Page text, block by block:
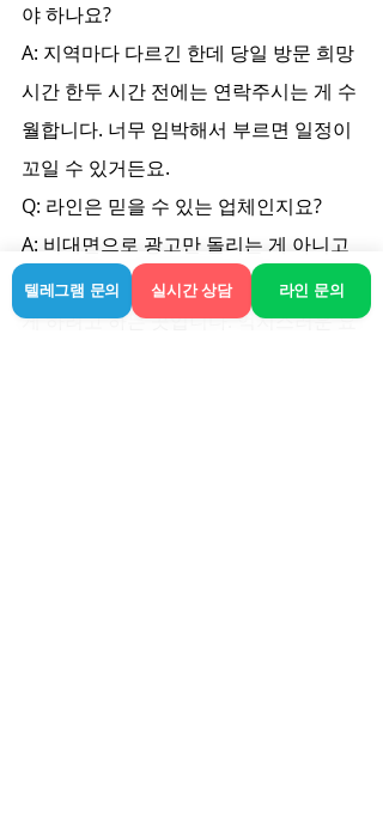
야 하나요?
A: 지역마다 다르긴 한데 당일 방문 희망
시간 한두 시간 전에는 연락주시는 게 수
월합니다. 너무 임박해서 부르면 일정이
꼬일 수 있거든요.
Q: 라인은 믿을 수 있는 업체인지요?
A: 비대면으로 광고만 돌리는 게 아니고
실제 관리사 매칭과 조율 과정을 투명하
게 하려고 하는 곳입니다. 억지스러운 요
텔레그램 문의 실시간 상담 라인 문의